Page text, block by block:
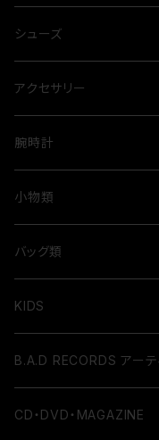
シューズ
アクセサリー
腕時計
小物類
バッグ類
KIDS
B.A.D RECORDS アーテ
CD・DVD・MAGAZINE